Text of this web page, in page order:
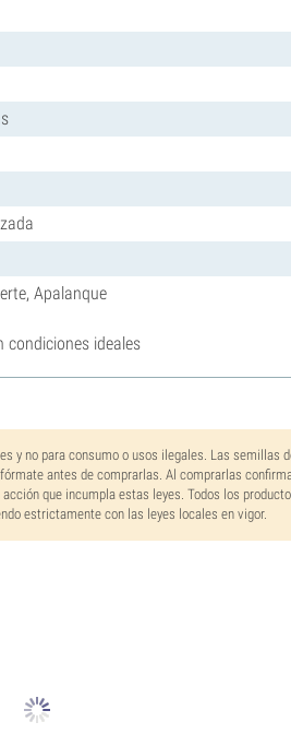
Apalanque
condiciones ideales
y no para consumo o usos ilegales. Las semillas
antes de comprarlas. Al comprarlas
que incumpla estas leyes. Todos los
estrictamente con las leyes locales en vigor.